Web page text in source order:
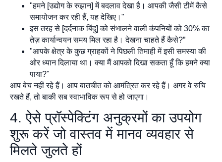
"हमने [उद्योग के रुझान] में बदलाव देखा है। आपकी जैसी टीमें कैसे
समायोजन कर रही हैं, यह देखिए।"
इस तरह से [दर्दनाक बिंदु] को संभालने वाली कंपनियों को 30% का
तेज़ कार्यान्वयन समय मिल रहा है। देखना चाहते हैं कैसे?”
"आपके क्षेत्र के कुछ ग्राहकों ने पिछली तिमाही में इसी समस्या की
ओर ध्यान दिलाया था। क्या मैं आपको दिखा सकता हूँ कि हमने क्या
पाया?"
आप बेच नहीं रहे हैं। आप बातचीत को आमंत्रित कर रहे हैं। अगर वे रुचि
रखते हैं, तो बाकी सब स्वाभाविक रूप से हो जाएगा।
4. ऐसे प्रॉस्पेक्टिंग अनुक्रमों का उपयोग
शुरू करें जो वास्तव में मानव व्यवहार से
मिलते जुलते हों